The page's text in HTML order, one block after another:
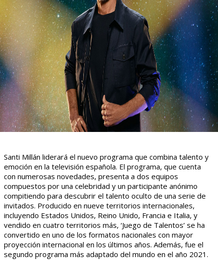
Santi Millán liderará el nuevo programa que combina talento y
emoción en la televisión española. El programa, que cuenta
con numerosas novedades, presenta a dos equipos
compuestos por una celebridad y un participante anónimo
compitiendo para descubrir el talento oculto de una serie de
invitados. Producido en nueve territorios internacionales,
incluyendo Estados Unidos, Reino Unido, Francia e Italia, y
vendido en cuatro territorios más, ‘Juego de Talentos’ se ha
convertido en uno de los formatos nacionales con mayor
proyección internacional en los últimos años. Además, fue el
segundo programa más adaptado del mundo en el año 2021.